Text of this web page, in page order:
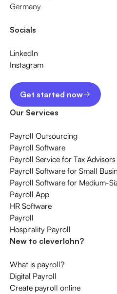
Germany
Socials
LinkedIn
Instagram
Get started now
Get started now
Our Services
Payroll Outsourcing
Payroll Software
Payroll Service for Tax Advisors
Payroll Software for Small
Payroll Software for Medium-
Payroll App
HR Software
Payroll
Hospitality Payroll
New to cleverlohn?
What is payroll?
Digital Payroll
Create payroll online